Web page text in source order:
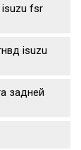
isuzu fsr
isuzu
задней